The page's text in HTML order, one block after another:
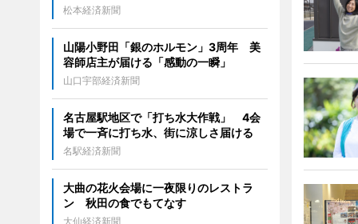
松本経済新聞
山陽小野田「銀のホルモン」3周年 美
容師店主が届ける「感動の一瞬」
山口宇部経済新聞
名古屋駅地区で「打ち水大作戦」 4会
場で一斉に打ち水、街に涼しさ届ける
名駅経済新聞
大曲の花火会場に一夜限りのレストラ
ン 秋田の食でもてなす
大仙経済新聞